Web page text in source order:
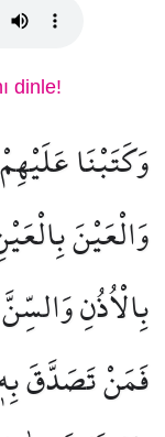
dinle!
وَكَتَبْنَا
وَالْعَيْنَ
بِالْاُذُنِ
فَمَنْ تَصَدَّقَ